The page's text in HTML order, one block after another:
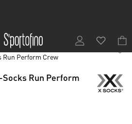
Run Perform